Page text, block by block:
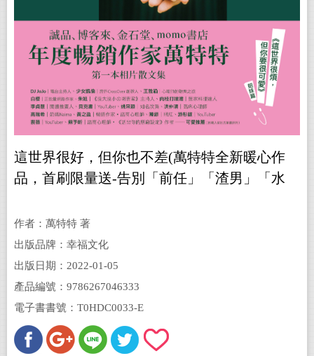
這世界很好，但你也不差(萬特特全新暖心作
品，首刷限量送-告別「前任」「渣男」「水
作者：萬特特 著
出版品牌：幸福文化
出版日期：2022-01-05
產品編號：9786267046333
電子書書號：T0HDC0033-E